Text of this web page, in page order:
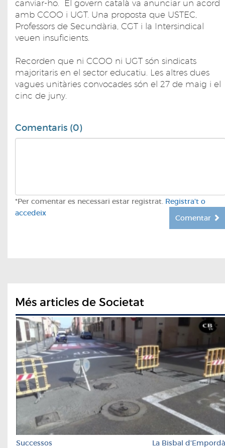
canviar-ho. El govern català va anunciar un acord
amb CCOO i UGT. Una proposta que USTEC,
Professors de Secundària, CGT i la Intersindical
veuen insuficients.
Recorden que ni CCOO ni UGT són sindicats
majoritaris en el sector educatiu. Les altres dues
vagues unitàries convocades són el 27 de maig i el
cinc de juny.
Comentaris (0)
*Per comentar es necessari estar registrat. Registra't o
accedeix
Comentar
Més articles de Societat
Successos La Bisbal d'Empordà